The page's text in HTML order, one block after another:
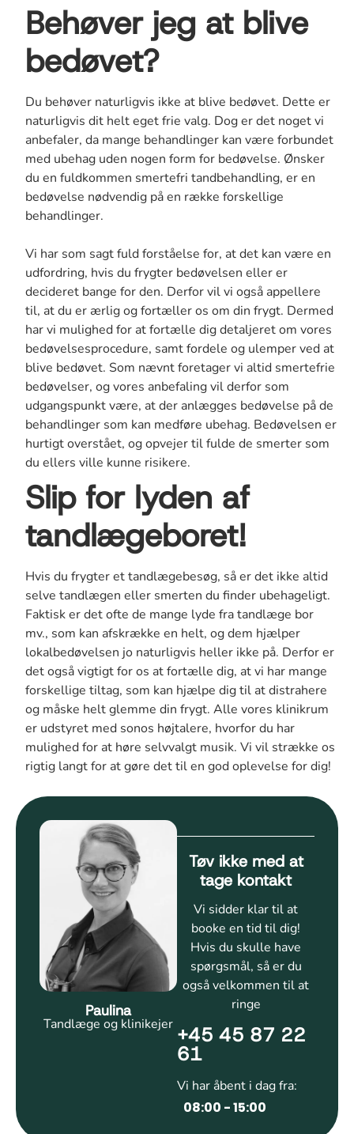
Behøver jeg at blive
bedøvet?
Du behøver naturligvis ikke at blive bedøvet. Dette er
naturligvis dit helt eget frie valg. Dog er det noget vi
anbefaler, da mange behandlinger kan være forbundet
med ubehag uden nogen form for bedøvelse. Ønsker
du en fuldkommen smertefri tandbehandling, er en
bedøvelse nødvendig på en række forskellige
behandlinger.
Vi har som sagt fuld forståelse for, at det kan være en
udfordring, hvis du frygter bedøvelsen eller er
decideret bange for den. Derfor vil vi også appellere
til, at du er ærlig og fortæller os om din frygt. Dermed
har vi mulighed for at fortælle dig detaljeret om vores
bedøvelsesprocedure, samt fordele og ulemper ved at
blive bedøvet. Som nævnt foretager vi altid smertefrie
bedøvelser, og vores anbefaling vil derfor som
udgangspunkt være, at der anlægges bedøvelse på de
behandlinger som kan medføre ubehag. Bedøvelsen er
hurtigt overstået, og opvejer til fulde de smerter som
du ellers ville kunne risikere.
Slip for lyden af
tandlægeboret!
Hvis du frygter et tandlægebesøg, så er det ikke altid
selve tandlægen eller smerten du finder ubehageligt.
Faktisk er det ofte de mange lyde fra tandlæge bor
mv., som kan afskrække en helt, og dem hjælper
lokalbedøvelsen jo naturligvis heller ikke på. Derfor er
det også vigtigt for os at fortælle dig, at vi har mange
forskellige tiltag, som kan hjælpe dig til at distrahere
og måske helt glemme din frygt. Alle vores klinikrum
er udstyret med sonos højtalere, hvorfor du har
mulighed for at høre selvvalgt musik. Vi vil strække os
rigtig langt for at gøre det til en god oplevelse for dig!
Paulina
Tandlæge og klinikejer
Tøv ikke med at
tage kontakt
Vi sidder klar til at
booke en tid til dig!
Hvis du skulle have
spørgsmål, så er du
også velkommen til at
ringe
+45 45 87 22
61
Vi har åbent i dag fra:
08:00 - 15:00